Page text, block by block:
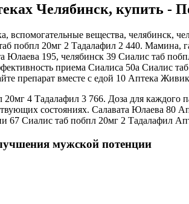
Челябинск, купить -
вспомогательные вещества, челябинск,
побпл 20мг 2 Тадалафил 2 440. Мамина,
Юлаева 195, челябинск 39 Сиалис таб
приема Сиалиса 50а Сиалис
препарат вместе с едой 10 Аптека
20мг 4 Тадалафил 3 766. Доза для
состояниях. Салавата Юлаева 80
67 Сиалис таб побпл 20мг 2 Тадалафил
мужской потенции